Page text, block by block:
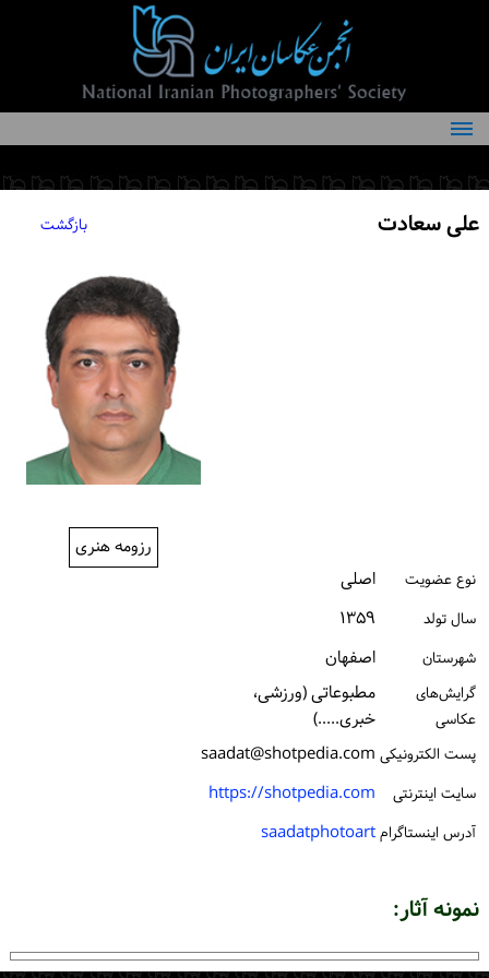
درباره انجمن
کمیته‌های انجمن
علی سعادت بازگشت
رزومه هنری
نوع عضویت اصلی
سال تولد ۱۳۵۹
شهرستان اصفهان
گرایش‌های
عکاسی
مطبوعاتی (ورزشی،
خبری.....)
پست الكترونیكی saadat@shotpedia.com
سایت اینترنتی https://shotpedia.com
آدرس اینستاگرامsaadatphotoart
نمونه آثار: